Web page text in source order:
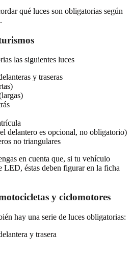
qué luces son obligatorias según
las siguientes luces
y traseras
delantero es opcional, no obligatorio)
no triangulares
en cuenta que, si tu vehículo
LED, éstas deben figurar en la ficha
y ciclomotores
hay una serie de luces obligatorias:
y trasera